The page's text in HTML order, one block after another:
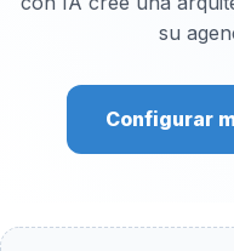
su
Configurar